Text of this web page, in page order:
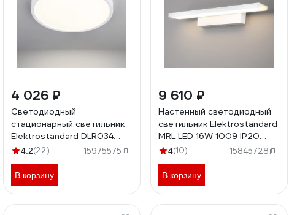
4 026 ₽
Светодиодный
стационарный светильник
Elektrostandard DLR034
24W 4200K a043016
4.2(22) 15975575
В корзину
9 610 ₽
Настенный светодиодный
светильник Elektrostandard
MRL LED 16W 1009 IP20
Sankara LED белая a038372
4(10) 15845728
В корзину